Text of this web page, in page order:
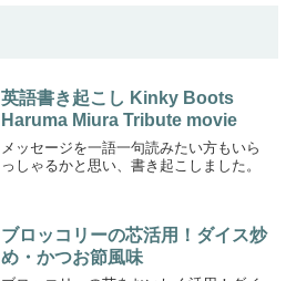
英語書き起こし Kinky Boots
Haruma Miura Tribute movie
メッセージを一語一句読みたい方もいら
っしゃるかと思い、書き起こしました。
ブロッコリーの芯活用！ダイス炒
め・かつお節風味